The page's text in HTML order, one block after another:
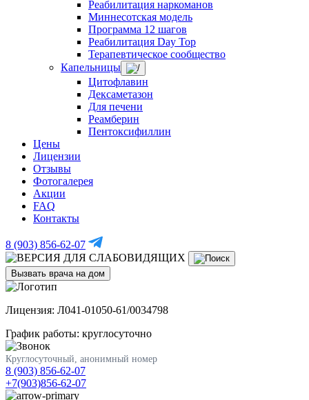
Реабилитация наркоманов
Миннесотская модель
Программа 12 шагов
Реабилитация Day Top
Терапевтическое сообщество
Капельницы
Цитофлавин
Дексаметазон
Для печени
Реамберин
Пентоксифиллин
Цены
Лицензии
Отзывы
Фотогалерея
Акции
FAQ
Контакты
8 (903) 856-62-07
Вызвать врача на дом
Лицензия: Л041-01050-61/0034798
График работы: круглосуточно
Круглосуточный, анонимный номер
8 (903) 856-62-07
+7(903)856-62-07